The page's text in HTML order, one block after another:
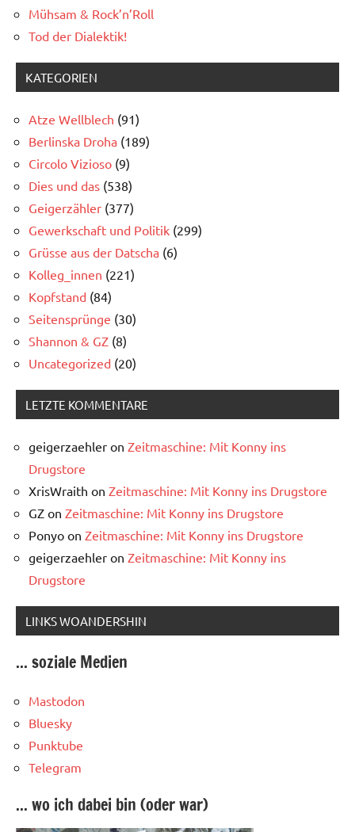
Mühsam & Rock’n’Roll
Tod der Dialektik!
KATEGORIEN
Atze Wellblech (91)
Berlinska Droha (189)
Circolo Vizioso (9)
Dies und das (538)
Geigerzähler (377)
Gewerkschaft und Politik (299)
Grüsse aus der Datscha (6)
Kolleg_innen (221)
Kopfstand (84)
Seitensprünge (30)
Shannon & GZ (8)
Uncategorized (20)
LETZTE KOMMENTARE
geigerzaehler on Zeitmaschine: Mit Konny ins
Drugstore
XrisWraith on Zeitmaschine: Mit Konny ins Drugstore
GZ on Zeitmaschine: Mit Konny ins Drugstore
Ponyo on Zeitmaschine: Mit Konny ins Drugstore
geigerzaehler on Zeitmaschine: Mit Konny ins
Drugstore
LINKS WOANDERSHIN
... soziale Medien
Mastodon
Bluesky
Punktube
Telegram
... wo ich dabei bin (oder war)